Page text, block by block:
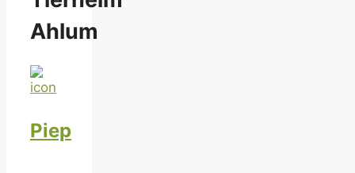
Ahlum
Piep